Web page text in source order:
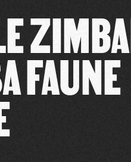
FAUNE